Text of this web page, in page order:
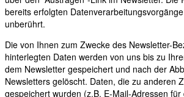
bereits erfolgten
unberührt.
Die von Ihnen zum Zwecke des Newsletter-
hinterlegten Daten werden von uns bis zu
dem Newsletter gespeichert und nach der
Newsletters gelöscht. Daten, die zu anderen
gespeichert wurden (z.B. E-Mail-Adressen für